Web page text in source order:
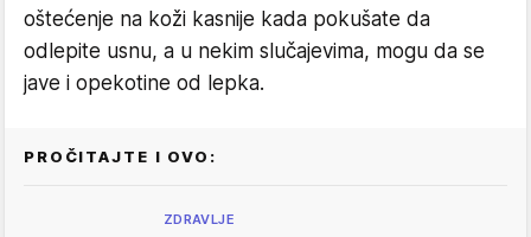
oštećenje na koži kasnije kada pokušate da
odlepite usnu, a u nekim slučajevima, mogu da se
jave i opekotine od lepka.
PROČITAJTE I OVO:
ZDRAVLJE